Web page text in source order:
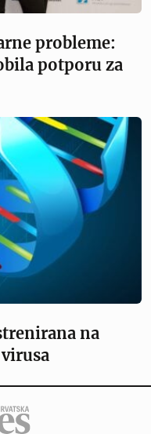
probleme:
potporu za
na